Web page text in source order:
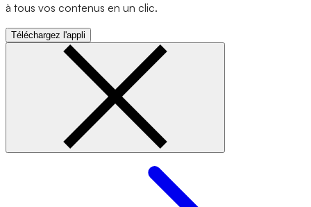
à tous vos contenus en un clic.
Téléchargez l'appli